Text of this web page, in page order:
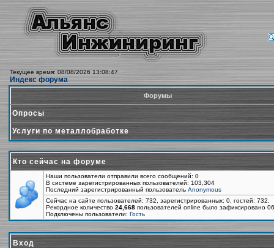
Текущее время: 08/08/2026 13:08:47
Индекс форума
Форумы
Опросы
Услуги по металлобработке
Кто сейчас на форуме
Наши пользователи отправили всего сообщений: 0
В системе зарегистрированных пользователей: 103,304
Последний зарегистрированный пользователь Anonymous
Сейчас на сайте пользователей: 732, зарегистрированных: 0, гостей:
Рекордное количество 24,668 пользователей online было зафиксировано
Подключены пользователи: Гость
Вход